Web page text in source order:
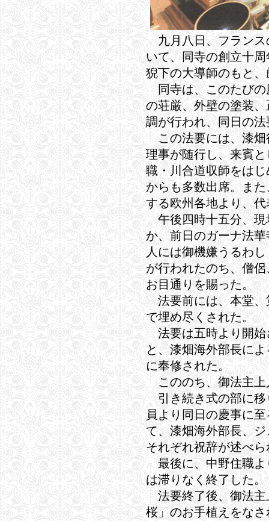
九月八日、フランス
いて、同寺の創立十
猊下の大導師のもと
同寺は、このたびの
の荘厳、外壁の塗装
調が行われ、同日の
この法要には、漆畑
理事が随行し、来賓
職・川合道収師をは
からも多数出席。ま
する欧州各地より、
午後四時十五分、現
か、前日のガーナ法
人には御機嫌うるわ
が行われたのち、僧
お目通りを賜った。
法要前には、本堂、
で埋め尽くされた。
法要は五時より開始
と、漆畑海外部長に
に奉修された。
こののち、御法主上
引き続き式の部に移
員より同日の慶事に
て、漆畑海外部長、
それぞれ祝辞が述べ
最後に、中野住職よ
は滞りなく終了した。
法要終了後、御法主
桜」のお手植えをなさ